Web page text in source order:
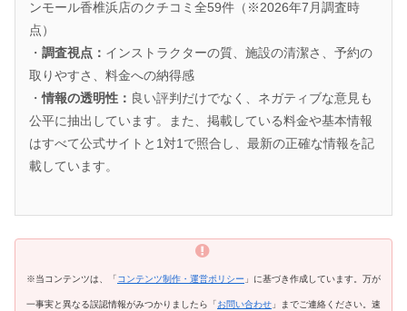
ンモール香椎浜店のクチコミ全59件（※2026年7月調査時
点）
・ 調査視点： インストラクターの質、施設の清潔さ、予約の
取りやすさ、料金への納得感
・情報の透明性： 良い評判だけでなく、ネガティブな意見も
公平に抽出しています。また、掲載している料金や基本情報
はすべて公式サイトと1対1で照合し、最新の正確な情報を記
載しています。
※当コンテンツは、「コンテンツ制作・運営ポリシー 」に基づき作成しています。万が
一事実と異なる誤認情報がみつかりましたら「お問い合わせ 」までご連絡ください。速